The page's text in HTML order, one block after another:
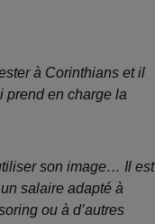
à Corinthians et il
prend en charge la
son image… Il est
salaire adapté à
ou à d’autres